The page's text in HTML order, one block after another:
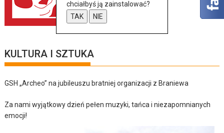
KULTURA I SZTUKA
GSH „Archeo” na jubileuszu bratniej organizacji z Braniewa
Za nami wyjątkowy dzień pełen muzyki, tańca i niezapomnianych
emocji!
chciałbyś ją zainstalować?
TAK
NIE